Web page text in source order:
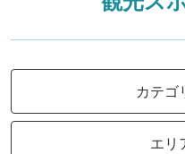
カテゴ
エリ